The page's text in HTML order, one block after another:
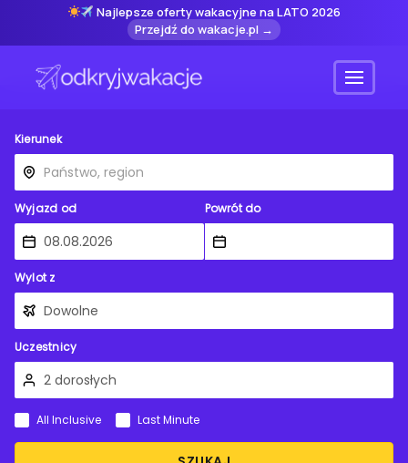
Najlepsze oferty wakacyjne na LATO 2026
Przejdź do wakacje.pl →
Menu
Kierunek
Wyjazd od Powrót do
Wylot z
Uczestnicy
All Inclusive Last Minute